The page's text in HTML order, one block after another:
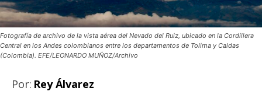
Fotografía de archivo de la vista aérea del Nevado del Ruiz, ubicado en la Cordillera
Central en los Andes colombianos entre los departamentos de Tolima y Caldas
(Colombia). EFE/LEONARDO MUÑOZ/Archivo
Por: Rey Álvarez